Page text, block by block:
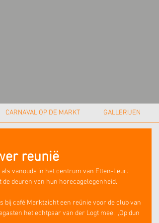
CARNAVAL OP DE MARKT GALLERIJEN
reunië
vanouds in het centrum van Etten-Leur.
deuren van hun horecagelegenheid.
bij café Marktzicht een reünie voor de club van
het echtpaar van der Logt mee. ,,Op dun